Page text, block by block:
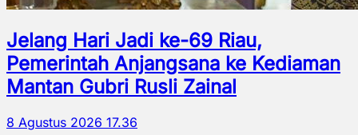
Jelang Hari Jadi ke-69 Riau,
Pemerintah Anjangsana ke Kediaman
Mantan Gubri Rusli Zainal
8 Agustus 2026 17.36